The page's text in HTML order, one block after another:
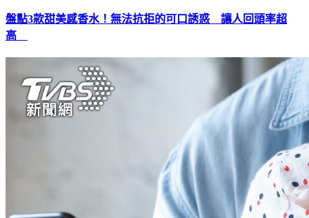
盤點3款甜美感香水！無法抗拒的可口誘惑 讓人回頭率超
高